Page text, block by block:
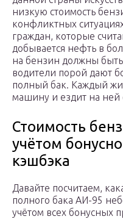
низкую стоимость
конфликтных
граждан, которые
добывается нефть в
на бензин должны
водители порой дают
полный бак. Каждый
машину и ездит на ней
Стоимость
учётом
кэшбэка
Давайте посчитаем,
полного бака АИ-95
учётом всех бонусных